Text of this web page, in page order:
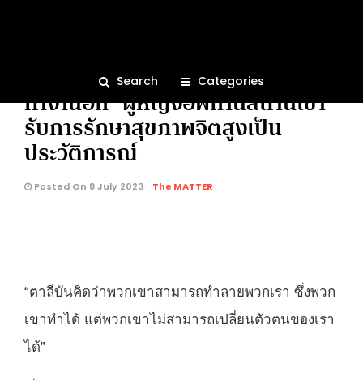
Search Categories
คุณกำลังอ่าน:
“เรากลัวว่าจะไม่ได้กลับไปเรียนหรือ
ทำงานอีก” ผู้หญิงอัฟกานิสถานเข้า
รับการรักษาสุขภาพจิตสูงเป็น
ประวัติการณ์
Posted On 8 July 2023 The MATTER
“ตาลีบันคิดว่าพวกเขาสามารถทำลายพวกเรา ซึ่งพวก
เขาทำได้ แต่พวกเขาไม่สามารถเปลี่ยนตัวตนของเรา
ได้”